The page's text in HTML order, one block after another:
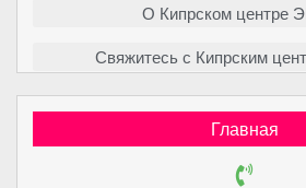
О Кипрском центре
Свяжитесь с Кипрским
Главная